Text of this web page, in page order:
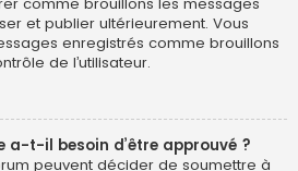
et publier ultérieurement. Vous
enregistrés comme brouillons
de l’utilisateur.
a-t-il besoin d’être approuvé ?
peuvent décider de soumettre à